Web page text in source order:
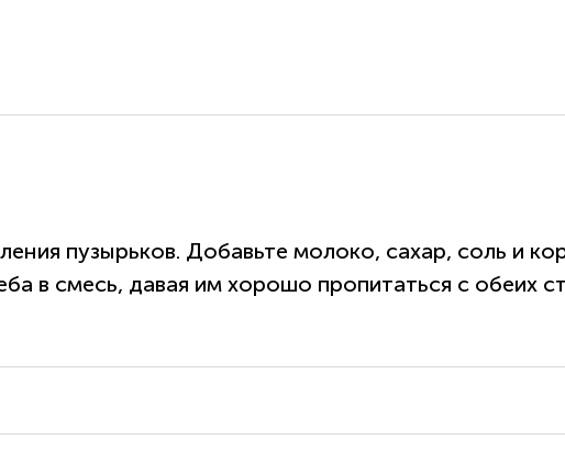
пузырьков. Добавьте молоко, сахар, соль и
в смесь, давая им хорошо пропитаться с обеих